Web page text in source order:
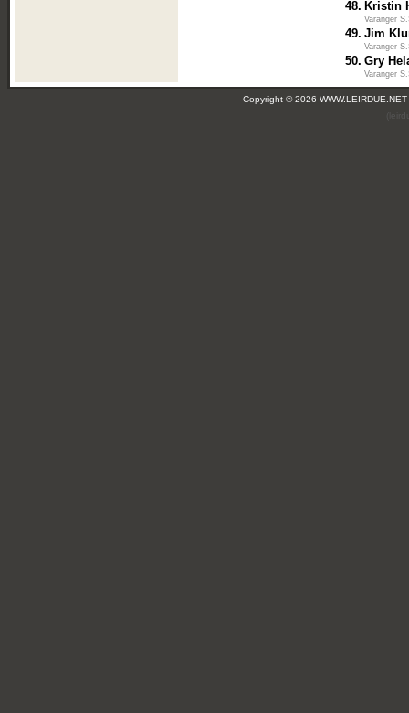
48. Kristin
Varanger
49. Jim
Varanger
50. Gry
Varanger
Copyright © 2026